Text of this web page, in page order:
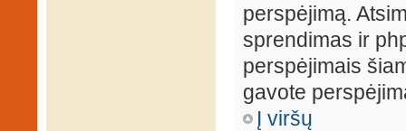
perspėjimą.
sprendimas ir
perspėjimais
gavote
Į viršų